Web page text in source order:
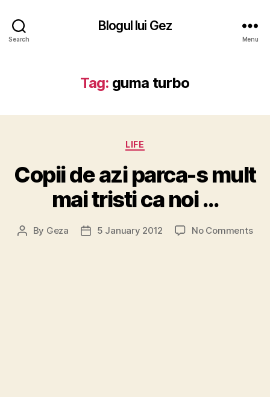
Search
Blogul lui Gez
Menu
Tag: guma turbo
Categories
LIFE
Copii de azi parca-s mult
mai tristi ca noi …
Post
By Geza
Post5 January 2012 No Commentson